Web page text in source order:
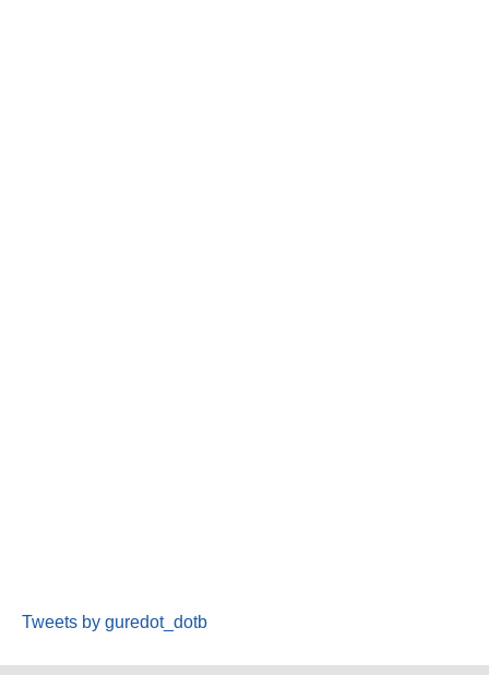
Tweets by guredot_dotb